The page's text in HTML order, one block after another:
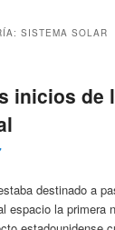
SISTEMA SOLAR
inicios de
destinado a
espacio la primera